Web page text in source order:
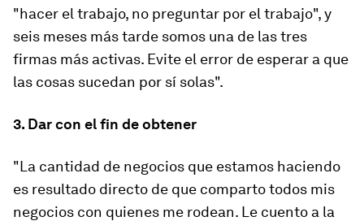
"hacer el trabajo, no preguntar por el trabajo", y
seis meses más tarde somos una de las tres
firmas más activas. Evite el error de esperar a que
las cosas sucedan por sí solas".
3. Dar con el fin de obtener
"La cantidad de negocios que estamos haciendo
es resultado directo de que comparto todos mis
negocios con quienes me rodean. Le cuento a la